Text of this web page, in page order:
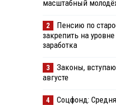
масштабный
2
Пенсию по
закрепить на
заработка
3
Законы,
августе
4
Соцфонд: